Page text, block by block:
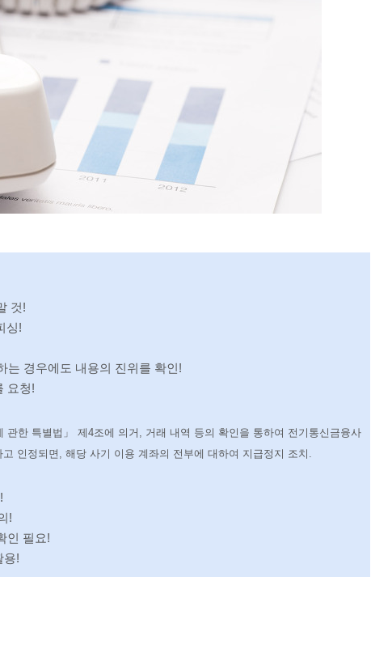
것!
싱!
는 경우에도 내용의 진위를 확인 !
요청!
관한 특별법 」 제4조에 의거 , 거래 내역 등의 확인을 통하여 전기통신금융사
인정되면 , 해당 사기 이용 계좌의 전부에 대하여 지급정지 조치 .
!
!
인 필요!
용!